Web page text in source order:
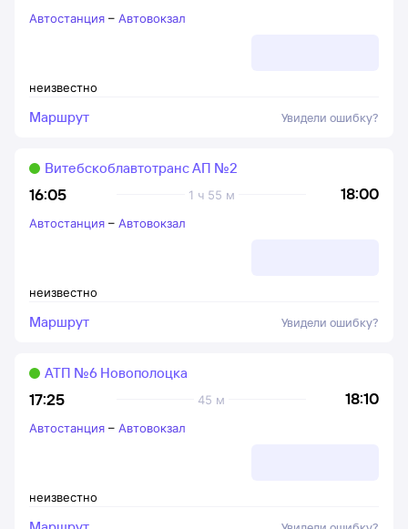
неизвестно
Автостанция – Автовокзал
Маршрут Увидели ошибку?
16:05 18:00
1 ч 55 м
Витебскоблавтотранс АП №2
неизвестно
Автостанция – Автовокзал
Маршрут Увидели ошибку?
17:25 18:10
45 м
АТП №6 Новополоцка
неизвестно
Автостанция – Автовокзал